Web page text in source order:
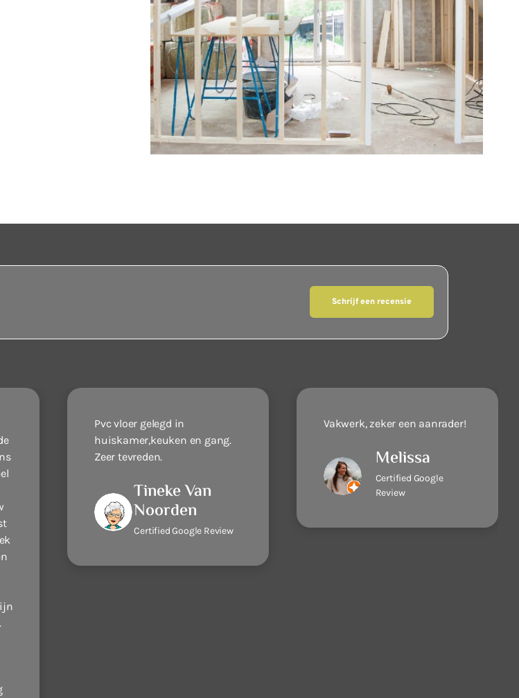
Schrijf een recensie
Pvc vloer gelegd in
huiskamer,keuken en gang.
Zeer tevreden.
Tineke Van
Noorden
Certified Google Review
Vakwerk, zeker een aanrader!
Melissa
Certified Google
Review